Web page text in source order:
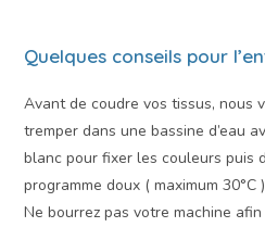
Quelques conseils pour
Avant de coudre vos tissus, nous
tremper dans une bassine d’eau
blanc pour fixer les couleurs puis
programme doux ( maximum 30°C
Ne bourrez pas votre machine